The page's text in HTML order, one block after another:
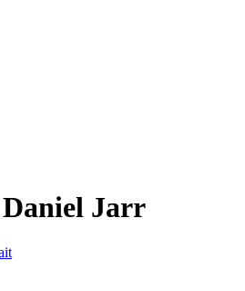
Daniel Jarr